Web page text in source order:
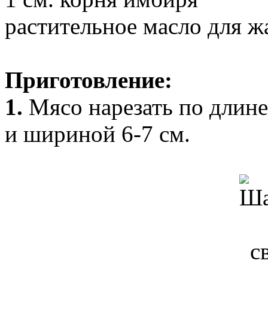
растительное масло для
Приготовление:
1. Мясо нарезать по
и шириной 6-7 см.